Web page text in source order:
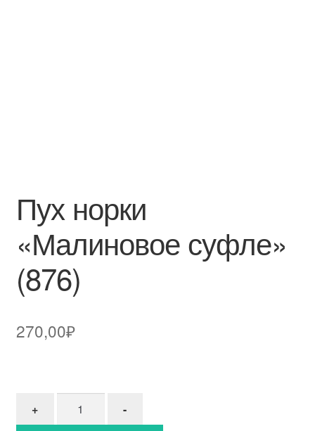
Пух норки
«Малиновое суфле»
(876)
270,00₽
+
-